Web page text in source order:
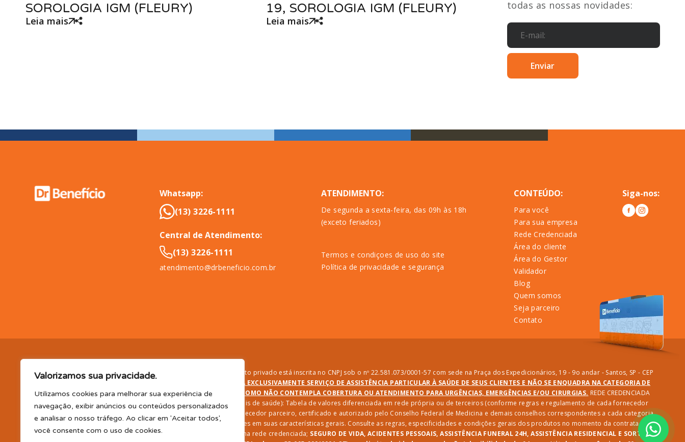
Valorizamos sua privacidade.
Utilizamos cookies para melhorar sua experiência de
navegação, exibir anúncios ou conteúdos personalizados
e analisar o nosso tráfego. Ao clicar em 'Aceitar todos',
você consente com o uso de cookies.
SOROLOGIA IGM (FLEURY)
Leia mais
19, SOROLOGIA IGM (FLEURY)
Leia mais
todas as nossas novidades:
Whatsapp:
(13) 3226-1111
Central de Atendimento:
(13) 3226-1111
atendimento@drbeneficio.com.br
ATENDIMENTO:
De segunda a sexta-feira, das 09h às 18h
(exceto feriados)
Termos e condiçoes de uso do site
Política de privacidade e segurança
CONTEÚDO:
Para você
Para sua empresa
Rede Credenciada
Área do cliente
Área do Gestor
Validador
Blog
Quem somos
Seja parceiro
Contato
Siga-nos:
DR. BENEFÍCIO (InCompany Benefícios LTDA.), pessoa jurídica de direito privado está inscrita no CNPJ sob o nº 22.581.073/0001-57 com sede na Praça dos Expedicionários, 19 - 9o andar - Santos, SP - CEP
EM BENEFÍCIOS PARA SAÚDE, A DR. BENEFÍCIO PRESTA EXCLUSIVAMENTE SERVIÇO DE ASSISTÊNCIA PARTICULAR À SAÚDE DE SEUS CLIENTES E NÃO SE ENQUADRA NA CATEGORIA DE
PLANO DE SAÚDE E/OU ODONTOLÓGICO SUPLEMENTAR, ASSIM COMO NÃO CONTEMPLA COBERTURA OU ATENDIMENTO PARA URGÊNCIAS, EMERGÊNCIAS E/OU CIRURGIAS. REDE CREDENCIADA
(consultas, exames, tratamentos e demais serviços e/ou profissionais de saúde): Tabela de valores diferenciada em rede própria ou de terceiros (conforme regras e regulamento de cada fornecedor
parceiro); TELEMEDICINA e TELECONSULTA: Serviço realizado por fornecedor parceiro, certificado e autorizado pelo Conselho Federal de Medicina e demais conselhos correspondentes a cada categoria
profissional disponibilizada. Os planos oferecidos possuem variações em suas características gerais. Consulte as regras, especificidades e condições gerais dos produtos no momento da contratação.
CLUBE DR. BENEFÍCIO e FARMÁCIA: Desconto em produtos e serviços na rede credenciada; SEGURO DE VIDA, ACIDENTES PESSOAIS, ASSISTÊNCIA FUNERAL 24H, ASSISTÊNCIA RESIDENCIAL E SORTEIO: